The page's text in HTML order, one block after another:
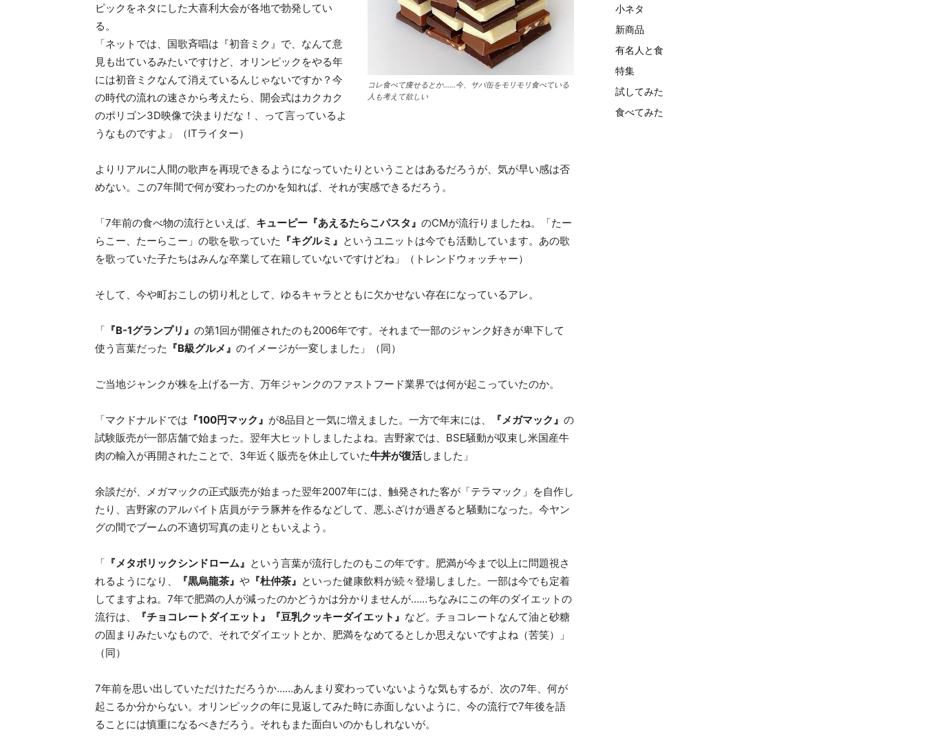
コレ食べて痩せるとか……今、サバ缶をモリモリ食べている
人も考えて欲しい
ピックをネタにした大喜利大会が各地で勃発してい
る。
「ネットでは、国歌斉唱は『初音ミク』で、なんて意
見も出ているみたいですけど、オリンピックをやる年
には初音ミクなんて消えているんじゃないですか？今
の時代の流れの速さから考えたら、開会式はカクカク
のポリゴン3D映像で決まりだな！、って言っているよ
うなものですよ」（ITライター）
よりリアルに人間の歌声を再現できるようになっていたりということはあるだろうが、気が早い感は否
めない。この7年間で何が変わったのかを知れば、それが実感できるだろう。
「7年前の食べ物の流行といえば、 キューピー『あえるたらこパスタ』 のCMが流行りましたね。「たー
らこー、たーらこー」の歌を歌っていた 『キグルミ』 というユニットは今でも活動しています。あの歌
を歌っていた子たちはみんな卒業して在籍していないですけどね」（トレンドウォッチャー）
そして、今や町おこしの切り札として、ゆるキャラとともに欠かせない存在になっているアレ。
「 『B-1グランプリ』 の第1回が開催されたのも2006年です。それまで一部のジャンク好きが卑下して
使う言葉だった 『B級グルメ』 のイメージが一変しました」（同）
ご当地ジャンクが株を上げる一方、万年ジャンクのファストフード業界では何が起こっていたのか。
「マクドナルドでは 『100円マック』 が8品目と一気に増えました。一方で年末には、 『メガマック』 の
試験販売が一部店舗で始まった。翌年大ヒットしましたよね。吉野家では、BSE騒動が収束し米国産牛
肉の輸入が再開されたことで、3年近く販売を休止していた牛丼が復活しました」
余談だが、メガマックの正式販売が始まった翌年2007年には、触発された客が「テラマック」を自作し
たり、吉野家のアルバイト店員がテラ豚丼を作るなどして、悪ふざけが過ぎると騒動になった。今ヤン
グの間でブームの不適切写真の走りともいえよう。
「 『メタボリックシンドローム』 という言葉が流行したのもこの年です。肥満が今まで以上に問題視さ
れるようになり、
『黒烏龍茶』 や 『杜仲茶』 といった健康飲料が続々登場しました。一部は今でも定着
してますよね。7年で肥満の人が減ったのかどうかは分かりませんが……ちなみにこの年のダイエットの
流行は、
『チョコレートダイエット』『豆乳クッキーダイエット』 など。チョコレートなんて油と砂糖
の固まりみたいなもので、それでダイエットとか、肥満をなめてるとしか思えないですよね（苦笑）」
（同）
7年前を思い出していただけただろうか……あんまり変わっていないような気もするが、次の7年、何が
起こるか分からない。オリンピックの年に見返してみた時に赤面しないように、今の流行で7年後を語
ることには慎重になるべきだろう。それもまた面白いのかもしれないが。
小ネタ
新商品
有名人と食
特集
試してみた
食べてみた